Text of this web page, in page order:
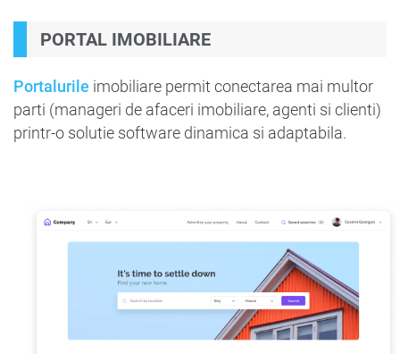
PORTAL IMOBILIARE
Portalurile imobiliare permit conectarea mai multor
parti (manageri de afaceri imobiliare, agenti si clienti)
printr-o solutie software dinamica si adaptabila.